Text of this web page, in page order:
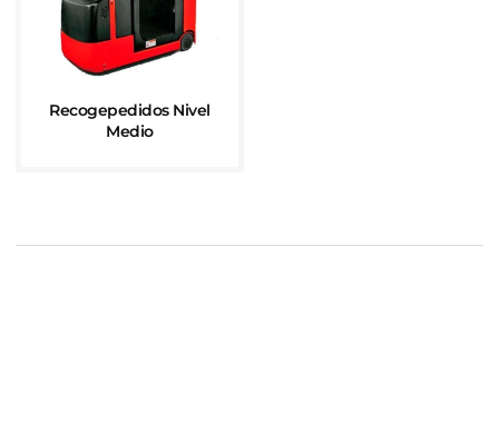
Recogepedidos Nivel
Medio